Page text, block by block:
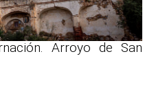
Arroyo de San